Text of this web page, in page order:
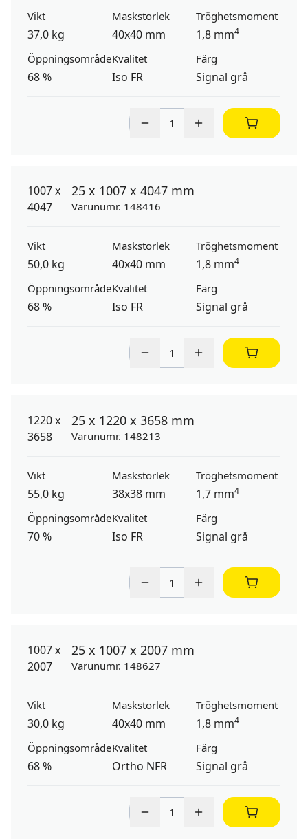
Vikt
37,0 kg
Maskstorlek
40x40 mm
Tröghetsmoment
1,8 mm4
Öppningsområde
68 %
Kvalitet
Iso FR
Färg
Signal grå
25 x 1007 x 4047 mm
Varunumr. 148416
Vikt
50,0 kg
Maskstorlek
40x40 mm
Tröghetsmoment
1,8 mm4
Öppningsområde
68 %
Kvalitet
Iso FR
Färg
Signal grå
25 x 1220 x 3658 mm
Varunumr. 148213
Vikt
55,0 kg
Maskstorlek
38x38 mm
Tröghetsmoment
1,7 mm4
Öppningsområde
70 %
Kvalitet
Iso FR
Färg
Signal grå
25 x 1007 x 2007 mm
Varunumr. 148627
Vikt
30,0 kg
Maskstorlek
40x40 mm
Tröghetsmoment
1,8 mm4
Öppningsområde
68 %
Kvalitet
Ortho NFR
Färg
Signal grå